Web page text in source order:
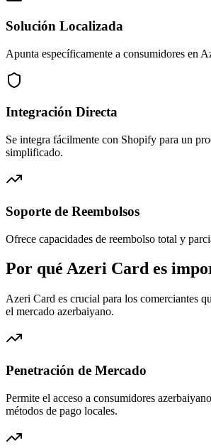
Solución Localizada
Apunta específicamente a consumidores en
Integración Directa
Se integra fácilmente con Shopify para un
simplificado.
Soporte de Reembolsos
Ofrece capacidades de reembolso total y
Por qué Azeri Card es
Azeri Card es crucial para los comerciantes
el mercado azerbaiyano.
Penetración de Mercado
Permite el acceso a consumidores
métodos de pago locales.